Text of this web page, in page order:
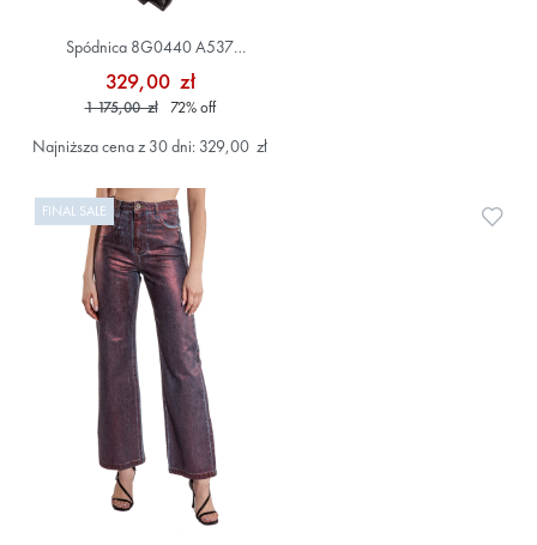
Spódnica 8G0440 A537
Szary/Srebrny
329,00 zł
1 175,00 zł 72%off
Najniższa cena z 30 dni: 329,00 zł
FINAL SALE